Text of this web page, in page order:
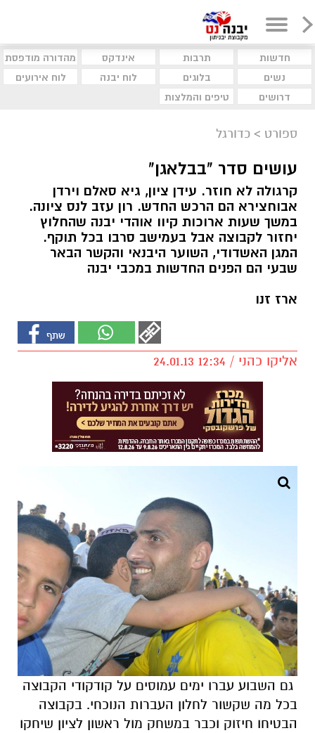
חדשות תרבות אינדקס
מהדורה מודפסת
נשים
בלוגים לוח יבנה
לוח אירועים
דרושים
טיפים והמלצות
ספורט > כדורגל
עושים סדר "בבלאגן"
קרגולה לא חוזר. עידן ציון, גיא סאלם וירדן
אבוחצירא הם הרכש החדש. רון עזב לנס ציונה.
במשך שעות ארוכות קיוו אוהדי יבנה שהחלוץ
יחזור לקבוצה אבל בעמישב סרבו בכל תוקף.
המגן האשדודי, השוער היבנאי והקשר הבאר
שבעי הם הפנים החדשות במכבי יבנה
ארז זנו
אליקו כהני / 12:34 24.01.13
גם השבוע עברו ימים עמוסים על קודקודי הקבוצה
בכל מה שקשור לחלון העברות הנוכחי. בקבוצה
הבטיחו חיזוק וכבר במשחק מול ראשון לציון שיחקו